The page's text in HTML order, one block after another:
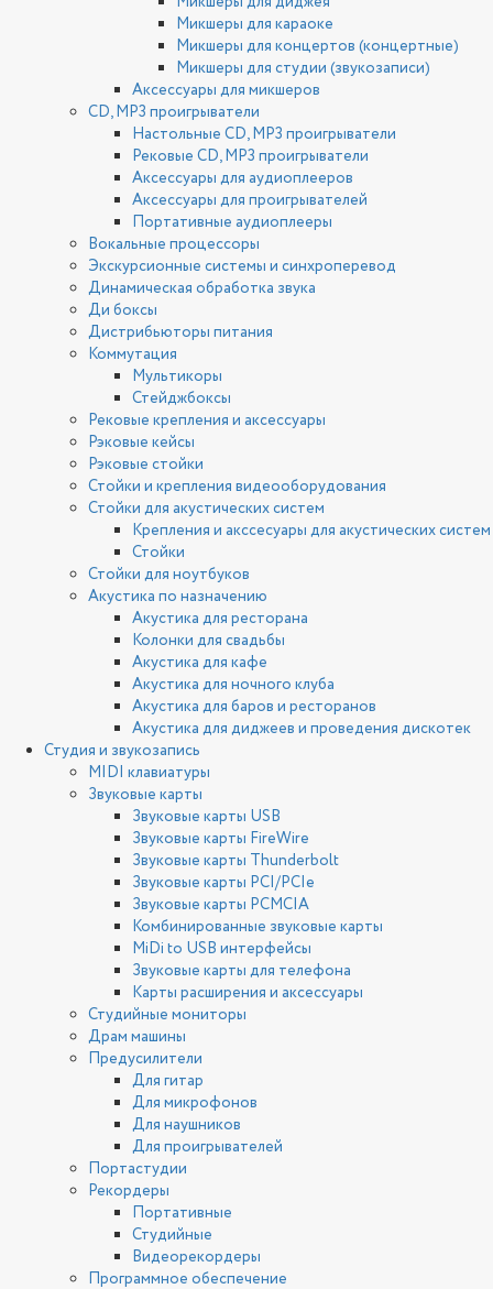
Микшеры для караоке
Микшеры для концертов (концертные)
Микшеры для студии (звукозаписи)
Аксессуары для микшеров
CD, MP3 проигрыватели
Настольные CD, MP3 проигрыватели
Рековые CD, MP3 проигрыватели
Аксессуары для аудиоплееров
Аксессуары для проигрывателей
Портативные аудиоплееры
Вокальные процессоры
Экскурсионные системы и синхроперевод
Динамическая обработка звука
Ди боксы
Дистрибьюторы питания
Коммутация
Мультикоры
Стейджбоксы
Рековые крепления и аксессуары
Рэковые кейсы
Рэковые стойки
Стойки и крепления видеооборудования
Стойки для акустических систем
Крепления и акссесуары для акустических систем
Стойки
Стойки для ноутбуков
Акустика по назначению
Акустика для ресторана
Колонки для свадьбы
Акустика для кафе
Акустика для ночного клуба
Акустика для баров и ресторанов
Акустика для диджеев и проведения дискотек
Студия и звукозапись
MIDI клавиатуры
Звуковые карты
Звуковые карты USB
Звуковые карты FireWire
Звуковые карты Thunderbolt
Звуковые карты PCI/PCIe
Звуковые карты PCMCIA
Комбинированные звуковые карты
MiDi to USB интерфейсы
Звуковые карты для телефона
Карты расширения и аксессуары
Студийные мониторы
Драм машины
Предусилители
Для гитар
Для микрофонов
Для наушников
Для проигрывателей
Портастудии
Рекордеры
Портативные
Студийные
Видеорекордеры
Программное обеспечение